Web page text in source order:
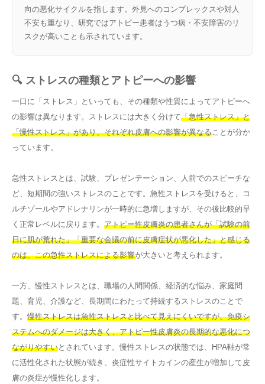
向の悪化サイクルを指します。外見へのコンプレックスや対人
不安も重なり、研究ではアトピー患者はうつ病・不安障害のリ
スクが高いことも示されています。
🔍 ストレスの種類とアトピーへの影響
一口に「ストレス」といっても、その種類や性質によってアトピーへ
の影響は異なります。ストレスには大きく分けて「急性ストレス」と
「慢性ストレス」があり、それぞれ皮膚への影響が異なる ことが分か
っています。
急性ストレスとは、試験、プレゼンテーション、人前でのスピーチな
ど、短期間の強いストレスのことです。急性ストレスを受けると、コ
ルチゾールやアドレナリンが一時的に急増しますが、その後比較的早
く正常レベルに戻ります。 アトピー性皮膚炎の患者さんが「試験の前
日に肌が荒れた」「重要な会議の前に皮膚症状が悪化した」と感じる
のは、この急性ストレスによる影響が大きいと考えられます。
一方、慢性ストレスとは、職場の人間関係、経済的な悩み、家庭問
題、育児、介護など、長期間にわたって持続するストレスのことで
す。 慢性ストレスは急性ストレスと比べて見えにくいですが、免疫シ
ステムへのダメージは大きく、アトピー性皮膚炎の長期的な悪化につ
ながりやすいとされています。慢性ストレスの状態では、HPA軸が常
に活性化された状態が続き、炎症性サイトカインの産生が増加して皮
膚の炎症が慢性化します。